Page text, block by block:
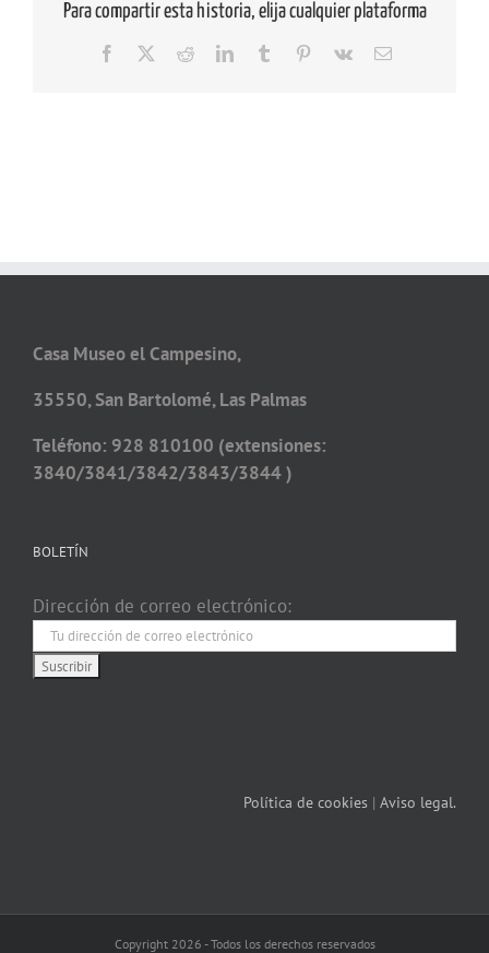
Para compartir esta historia, elija cualquier plataforma
Facebook RedditLinkedInTumblr Pinterest
Vk
Correo
Casa Museo el Campesino,
35550, San Bartolomé, Las Palmas
Teléfono: 928 810100 (extensiones:
3840/3841/3842/3843/3844 )
BOLETÍN
Dirección de correo electrónico:
Política de cookies | Aviso legal.
Copyright 2026 - Todos los derechos reservados